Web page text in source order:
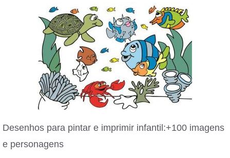
Desenhos para pintar e imprimir infantil:+100 imagens
e personagens